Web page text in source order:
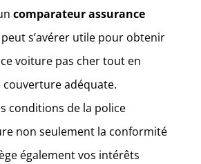
comparateur assurance
peut s’avérer utile pour obtenir
voiture pas cher tout en
adéquate.
conditions de la police
non seulement la conformité
également vos intérêts